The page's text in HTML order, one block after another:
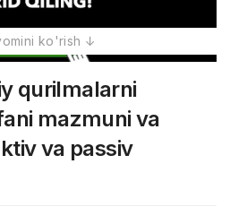
qurilmalarni
mazmuni va
va passiv